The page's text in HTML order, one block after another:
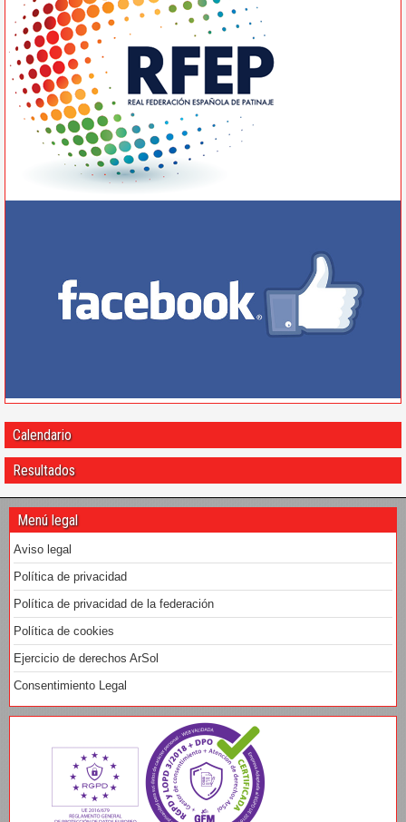
Calendario
Resultados
Menú legal
Aviso legal
Política de privacidad
Política de privacidad de la federación
Política de cookies
Ejercicio de derechos ArSol
Consentimiento Legal